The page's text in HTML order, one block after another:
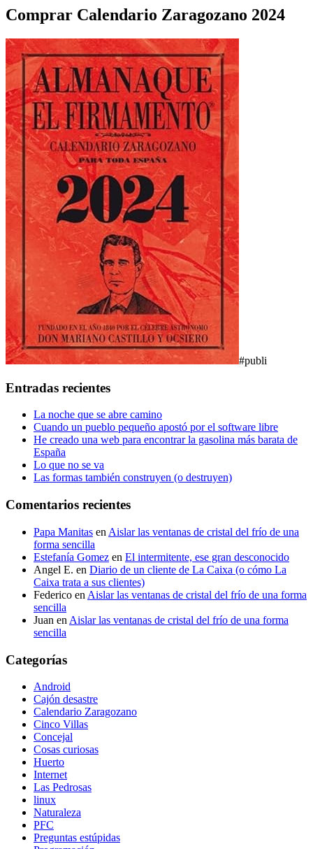
Comprar Calendario Zaragozano 2024
#publi
Entradas recientes
La noche que se abre camino
Cuando un pueblo pequeño apostó por el software libre
He creado una web para encontrar la gasolina más barata de
España
Lo que no se va
Las formas también construyen (o destruyen)
Comentarios recientes
Papa Manitas en Aislar las ventanas de cristal del frío de una
forma sencilla
Estefanía Gomez en El intermitente, ese gran desconocido
Angel E. en Diario de un cliente de La Caixa (o cómo La
Caixa trata a sus clientes)
Federico en Aislar las ventanas de cristal del frío de una forma
sencilla
Juan en Aislar las ventanas de cristal del frío de una forma
sencilla
Categorías
Android
Cajón desastre
Calendario Zaragozano
Cinco Villas
Concejal
Cosas curiosas
Huerto
Internet
Las Pedrosas
linux
Naturaleza
PFC
Preguntas estúpidas